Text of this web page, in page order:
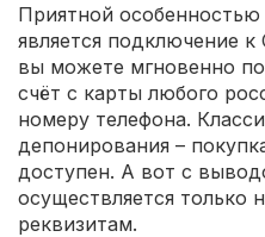
Приятной
является подключение
вы можете мгновенно
счёт с карты любого
номеру телефона.
депонирования –
доступен. А вот с
осуществляется только
реквизитам.